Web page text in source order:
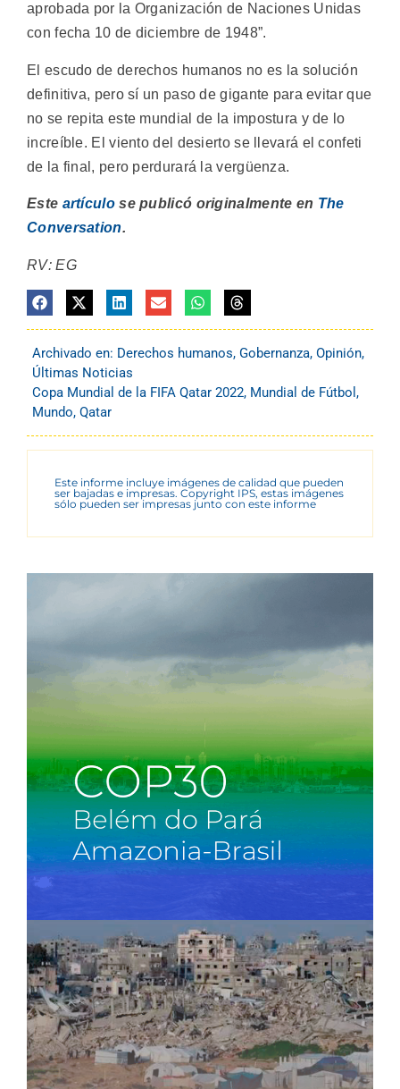
aprobada por la Organización de Naciones Unidas
con fecha 10 de diciembre de 1948”.
El escudo de derechos humanos no es la solución
definitiva, pero sí un paso de gigante para evitar que
no se repita este mundial de la impostura y de lo
increíble. El viento del desierto se llevará el confeti
de la final, pero perdurará la vergüenza.
Este artículose publicó originalmente en The
Conversation.
RV: EG
Archivado en: Derechos humanos, Gobernanza, Opinión,
Últimas Noticias
Copa Mundial de la FIFA Qatar 2022, Mundial de Fútbol ,
Mundo, Qatar
Este informe incluye imágenes de calidad que pueden
ser bajadas e impresas. Copyright IPS, estas imágenes
sólo pueden ser impresas junto con este informe